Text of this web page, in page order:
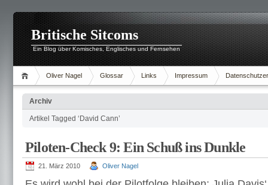
Britische Sitcoms
Ein Blog über Komisches, Englisches und Fernsehen
Oliver Nagel Glossar Links Impressum
Archiv
Artikel Tagged ‘David Cann’
Piloten-Check 9: Ein Schuß ins Dunkle
21. März 2010 Oliver Nagel